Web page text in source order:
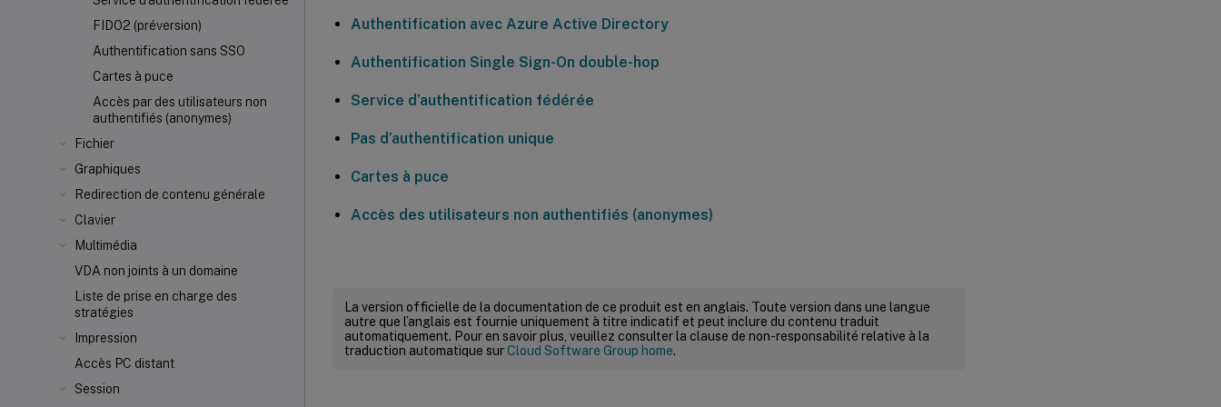
FIDO2 (préversion)
Authentification sans SSO
Cartes à puce
Accès par des utilisateurs non
authentifiés (anonymes)
Fichier
Graphiques
Redirection de contenu générale
Clavier
Multimédia
VDA non joints à un domaine
Liste de prise en charge des
stratégies
Impression
Accès PC distant
Session
Authentification avec Azure Active Directory
Authentification Single Sign-On double-hop
Service d’authentification fédérée
Pas d’authentification unique
Cartes à puce
Accès des utilisateurs non authentifiés (anonymes)
La version officielle de la documentation de ce produit est en anglais. Toute version dans une langue
autre que l’anglais est fournie uniquement à titre indicatif et peut inclure du contenu traduit
automatiquement. Pour en savoir plus, veuillez consulter la clause de non-responsabilité relative à la
traduction automatique surCloud Software Group home.